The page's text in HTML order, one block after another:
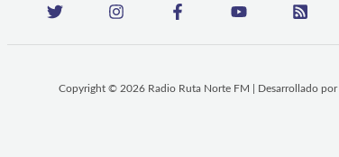
Copyright © 2026 Radio Ruta Norte FM | Desarrollado por